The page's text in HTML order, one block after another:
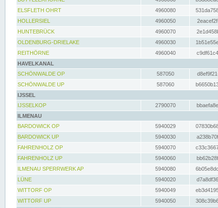
ELSFLETH OHRT
4960080
HOLLERSIEL
4960050
HUNTEBRÜCK
4960070
OLDENBURG-DRIELAKE
4960030
REITHÖRNE
4960040
HAVELKANAL
SCHÖNWALDE OP
587050
SCHÖNWALDE UP
587060
IJSSEL
IJSSELKOP
2790070
ILMENAU
BARDOWICK OP
5940029
BARDOWICK UP
5940030
FAHRENHOLZ OP
5940070
FAHRENHOLZ UP
5940060
ILMENAU SPERRWERK AP
5940080
LÜNE
5940020
WITTORF OP
5940049
WITTORF UP
5940050